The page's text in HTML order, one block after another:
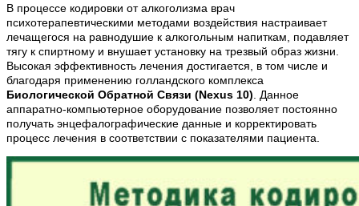
В процессе кодировки от алкоголизма врач
психотерапевтическими методами воздействия настраивает
лечащегося на равнодушие к алкогольным напиткам, подавляет
тягу к спиртному и внушает установку на трезвый образ жизни.
Высокая эффективность лечения достигается, в том числе и
благодаря применению голландского комплекса
Биологической Обратной Связи (Nexus 10) . Данное
аппаратно-компьютерное оборудование позволяет постоянно
получать энцефалографические данные и корректировать
процесс лечения в соответствии с показателями пациента.